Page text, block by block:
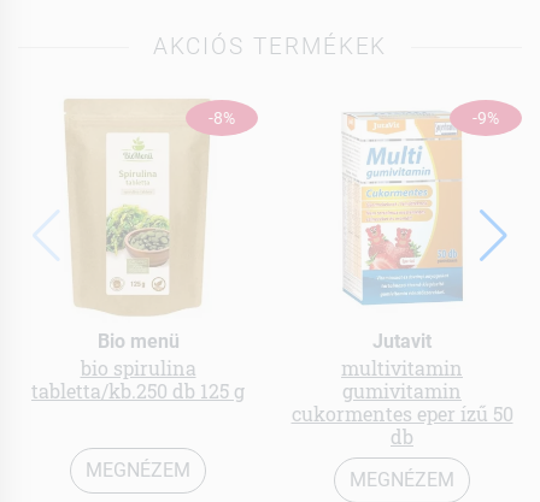
AKCIÓS TERMÉKEK
-8%
Bio menü
bio spirulina
tabletta/kb.250 db 125 g
MEGNÉZEM
-9%
Jutavit
multivitamin
gumivitamin
cukormentes eper ízű 50
db
MEGNÉZEM